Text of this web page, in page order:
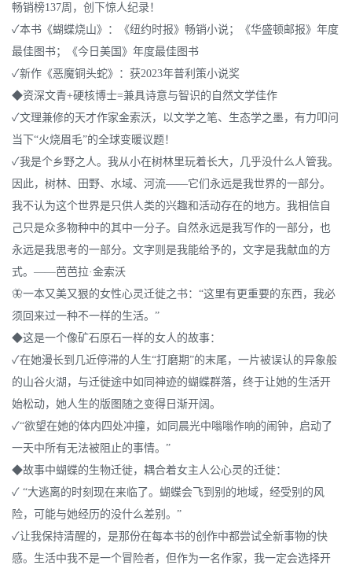
畅销榜137周，创下惊人纪录！
✓本书《蝴蝶烧山》：《纽约时报》畅销小说；《华盛顿邮报》年度
最佳图书；《今日美国》年度最佳图书
✓新作《恶魔铜头蛇》：获2023年普利策小说奖
◆资深文青+硬核博士=兼具诗意与智识的自然文学佳作
✓文理兼修的天才作家金索沃，以文学之笔、生态学之墨，有力叩问
当下“火烧眉毛”的全球变暖议题！
✓我是个乡野之人。我从小在树林里玩着长大，几乎没什么人管我。
因此，树林、田野、水域、河流——它们永远是我世界的一部分。
我不认为这个世界是只供人类的兴趣和活动存在的地方。我相信自
己只是众多物种中的其中一分子。自然永远是我写作的一部分，也
永远是我思考的一部分。文字则是我能给予的，文字是我献血的方
式。——芭芭拉·金索沃
🦋一本又美又狠的女性心灵迁徙之书：“这里有更重要的东西，我必
须回来过一种不一样的生活。”
◆这是一个像矿石原石一样的女人的故事：
✓在她漫长到几近停滞的人生“打磨期”的末尾，一片被误认的异象般
的山谷火湖，与迁徙途中如同神迹的蝴蝶群落，终于让她的生活开
始松动，她人生的版图随之变得日渐开阔。
✓“欲望在她的体内四处冲撞，如同晨光中嗡嗡作响的闹钟，启动了
一天中所有无法被阻止的事情。”
◆故事中蝴蝶的生物迁徙，耦合着女主人公心灵的迁徙：
✓ “大逃离的时刻现在来临了。蝴蝶会飞到别的地域，经受别的风
险，可能与她经历的没什么差别。”
✓让我保持清醒的，是那份在每本书的创作中都尝试全新事物的快
感。生活中我不是一个冒险者，但作为一名作家，我一定会选择开